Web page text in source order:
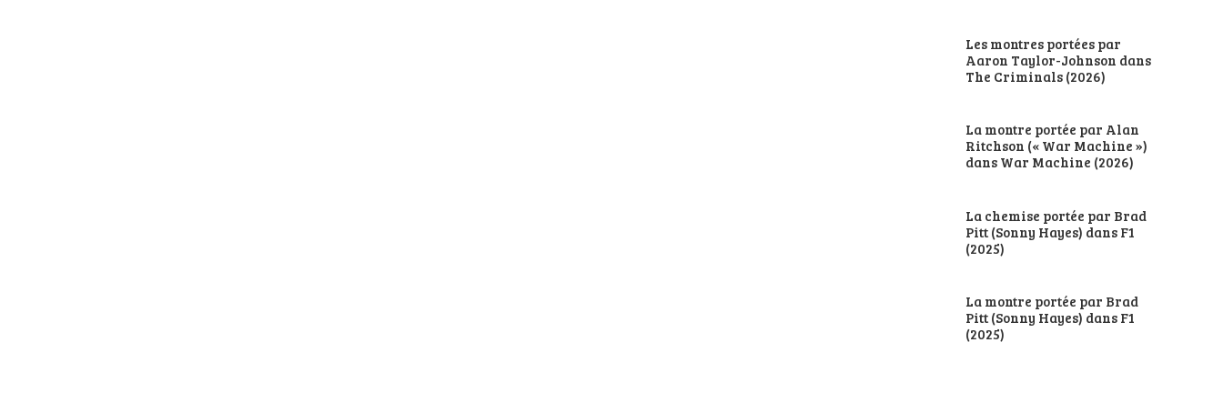
Les montres portées par
Aaron Taylor-Johnson dans
The Criminals (2026)
La montre portée par Alan
Ritchson (« War Machine »)
dans War Machine (2026)
La chemise portée par Brad
Pitt (Sonny Hayes) dans F1
(2025)
La montre portée par Brad
Pitt (Sonny Hayes) dans F1
(2025)